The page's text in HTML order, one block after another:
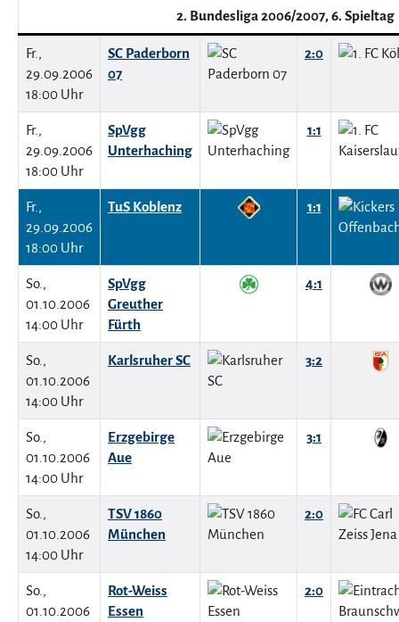
2. Bundesliga 2006/2007, 6. Spieltag
Fr.,
29.09.2006
18:00 Uhr
SC Paderborn
07
2:0
Fr.,
29.09.2006
18:00 Uhr
SpVgg
Unterhaching
1:1
Fr.,
29.09.2006
18:00 Uhr
TuS Koblenz 1:1
So.,
01.10.2006
14:00 Uhr
SpVgg
Greuther
Fürth
4:1
So.,
01.10.2006
14:00 Uhr
Karlsruher SC 3:2
So.,
01.10.2006
14:00 Uhr
Erzgebirge
Aue
3:1
So.,
01.10.2006
14:00 Uhr
TSV 1860
München
2:0
So.,
01.10.2006
Rot-Weiss
Essen
2:0